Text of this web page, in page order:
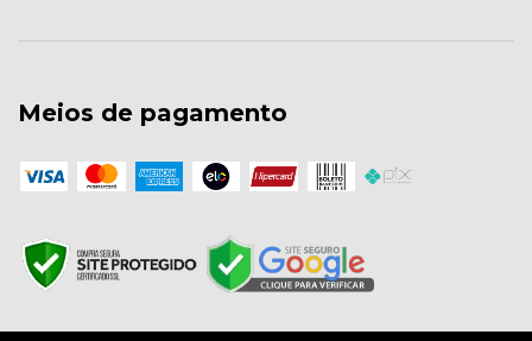
Meios de pagamento